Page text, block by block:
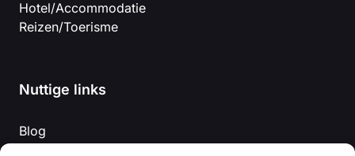
Hotel/Accommodatie
Reizen/Toerisme
Nuttige links
Blog